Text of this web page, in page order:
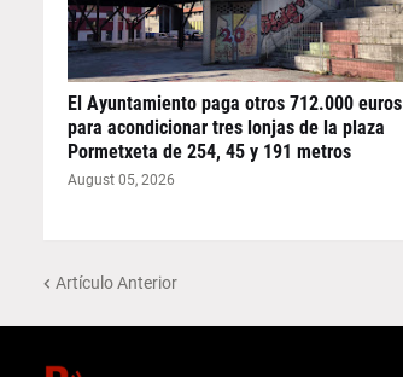
El Ayuntamiento paga otros 712.000 euros
para acondicionar tres lonjas de la plaza
Pormetxeta de 254, 45 y 191 metros
August 05, 2026
Artículo Anterior